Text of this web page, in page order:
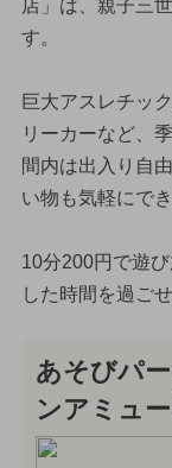
店」は、親子三
す。
巨大アスレチッ
リーカーなど、
間内は出入り自
い物も気軽にでき
10分200円で遊
した時間を過ご
あそびパ
ンアミュ